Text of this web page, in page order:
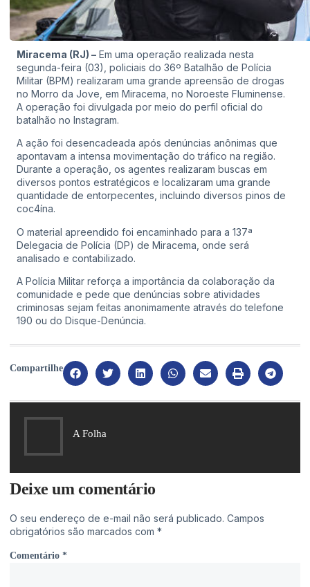
Miracema (RJ) – Em uma operação realizada nesta
segunda-feira (03), policiais do 36º Batalhão de Polícia
Militar (BPM) realizaram uma grande apreensão de drogas
no Morro da Jove, em Miracema, no Noroeste Fluminense.
A operação foi divulgada por meio do perfil oficial do
batalhão no Instagram.
A ação foi desencadeada após denúncias anônimas que
apontavam a intensa movimentação do tráfico na região.
Durante a operação, os agentes realizaram buscas em
diversos pontos estratégicos e localizaram uma grande
quantidade de entorpecentes, incluindo diversos pinos de
coc4ína.
O material apreendido foi encaminhado para a 137ª
Delegacia de Polícia (DP) de Miracema, onde será
analisado e contabilizado.
A Polícia Militar reforça a importância da colaboração da
comunidade e pede que denúncias sobre atividades
criminosas sejam feitas anonimamente através do telefone
190 ou do Disque-Denúncia.
Compartilhe
A Folha
Deixe um comentário
O seu endereço de e-mail não será publicado. Campos
obrigatórios são marcados com *
Comentário *